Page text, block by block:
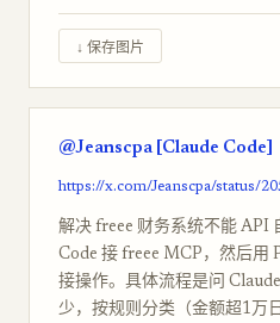
↓ 保存图片
@Jeanscpa [Claude Code]
https://x.com/Jeanscpa/status/
解决 freee 财务系统不能 API
Code 接 freee MCP，然后用
接操作。具体流程是问
少，按规则分类（金额超1万